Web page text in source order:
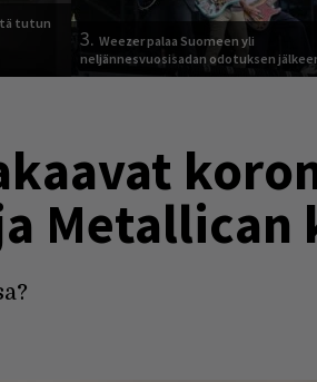
tutun
3. Weezer palaa Suomeen yli
neljännesvuosisadan odotuksen